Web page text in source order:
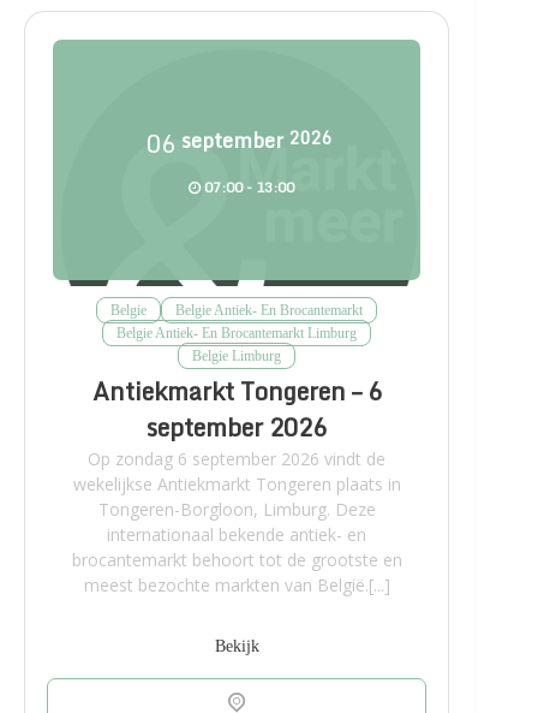
06 september 2026
07:00 - 13:00
Belgie
Belgie Antiek- En Brocantemarkt
Belgie Antiek- En Brocantemarkt Limburg
Belgie Limburg
Antiekmarkt Tongeren – 6
september 2026
Op zondag 6 september 2026 vindt de
wekelijkse Antiekmarkt Tongeren plaats in
Tongeren-Borgloon, Limburg. Deze
internationaal bekende antiek- en
brocantemarkt behoort tot de grootste en
meest bezochte markten van België.[...]
Bekijk